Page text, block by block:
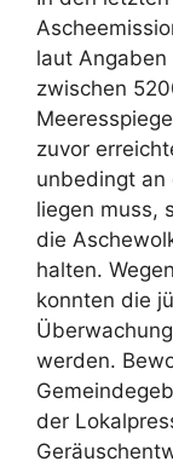
laut Angaben
zwischen
zuvor
unbedingt an
liegen muss,
die
halten.
konnten die
werden.
der